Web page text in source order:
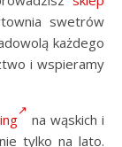
swetrów
każdego
i wspieramy
na wąskich i
tylko na lato.